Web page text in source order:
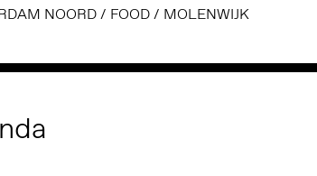
NOORD/ FOOD/ MOLENWIJK